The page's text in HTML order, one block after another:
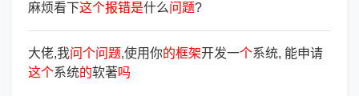
麻烦看下这个报错是什么问题?
大佬,我问个问题,使用你的框架开发一个系统, 能申请
这个系统的软著吗